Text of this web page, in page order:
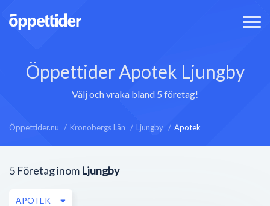
Öppettider Apotek Ljungby
Välj och vraka bland 5 företag!
Öppettider.nu Kronobergs Län Ljungby Apotek
5 Företag inom Ljungby
APOTEK